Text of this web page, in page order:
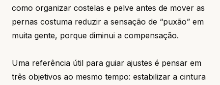
como organizar costelas e pelve antes de mover as
pernas costuma reduzir a sensação de “puxão” em
muita gente, porque diminui a compensação.
Uma referência útil para guiar ajustes é pensar em
três objetivos ao mesmo tempo: estabilizar a cintura